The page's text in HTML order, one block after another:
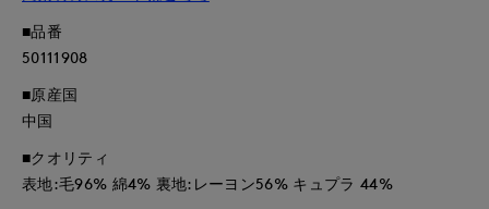
■品番
50111908
■原産国
中国
■クオリティ
表地:毛96% 綿4% 裏地:レーヨン56% キュプラ 44%